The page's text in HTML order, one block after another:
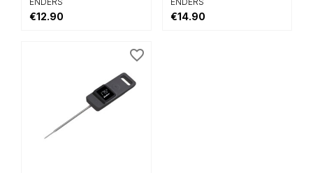
€12.90 €14.90
favorite_border